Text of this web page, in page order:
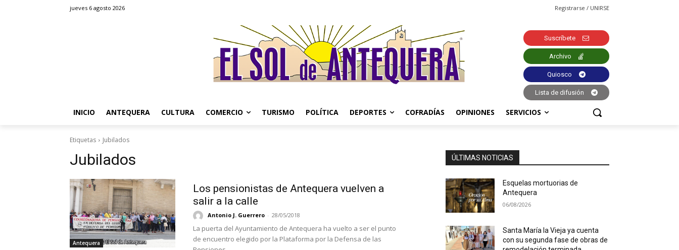
jueves 6 agosto 2026 Registrarse / UNIRSE
Suscríbete
Archivo
Quiosco
Lista de difusión
INICIO ANTEQUERA CULTURA COMERCIO TURISMO POLÍTICA DEPORTES COFRADÍAS OPINIONES SERVICIOS
Etiquetas Jubilados
Jubilados
Antequera
Los pensionistas de Antequera vuelven a
salir a la calle
Antonio J. Guerrero - 28/05/2018
La puerta del Ayuntamiento de Antequera ha vuelto a ser el punto
de encuentro elegido por la Plataforma por la Defensa de las
ÚLTIMAS NOTICIAS
Esquelas mortuorias de
Antequera
06/08/2026
Santa María la Vieja ya cuenta
con su segunda fase de obras de